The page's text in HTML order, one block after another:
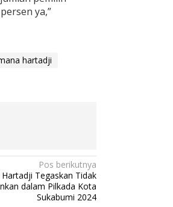
ya,”
hartadji
Pos berikutnya
Tegaskan Tidak
dalam Pilkada Kota
Sukabumi 2024